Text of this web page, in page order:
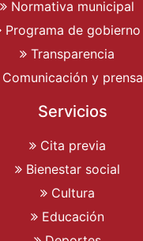
Normativa municipal
Programa de gobierno
Transparencia
Comunicación y prensa
Servicios
Cita previa
Bienestar social
Cultura
Educación